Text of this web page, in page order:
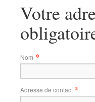
Votre
Nom *
Adresse de contact *